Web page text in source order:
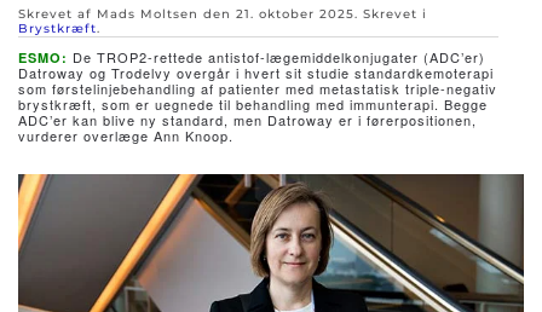
Skrevet af Mads Moltsen den 21. oktober 2025. Skrevet i
Brystkræft.
ESMO: De TROP2-rettede antistof-lægemiddelkonjugater (ADC’er)
Datroway og Trodelvy overgår i hvert sit studie standardkemoterapi
som førstelinjebehandling af patienter med metastatisk triple-negativ
brystkræft, som er uegnede til behandling med immunterapi. Begge
ADC’er kan blive ny standard, men Datroway er i førerpositionen,
vurderer overlæge Ann Knoop.